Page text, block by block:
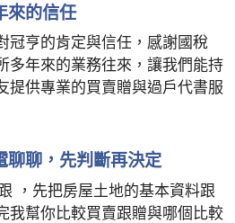
來的信任
冠亨的肯定與信任，感謝國稅
多年來的業務往來，讓我們能持
提供專業的買賣贈與過戶代書服
聊聊，先判斷再決定
，先把房屋土地的基本資料跟
我幫你比較買賣跟贈與哪個比較